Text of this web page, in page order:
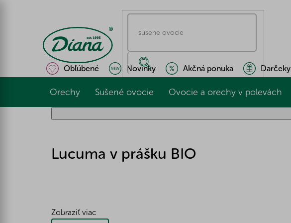
Obľúbené Novinky Akčná ponuka Darčeky
Orechy Sušené ovocie Ovocie a orechy v polevách
Lucuma v prášku BIO
Zobraziť viac